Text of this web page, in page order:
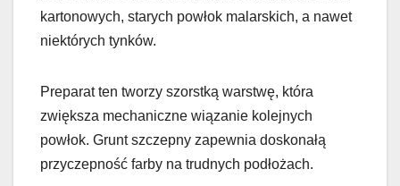
kartonowych, starych powłok malarskich, a nawet
niektórych tynków.
Preparat ten tworzy szorstką warstwę, która
zwiększa mechaniczne wiązanie kolejnych
powłok. Grunt szczepny zapewnia doskonałą
przyczepność farby na trudnych podłożach.